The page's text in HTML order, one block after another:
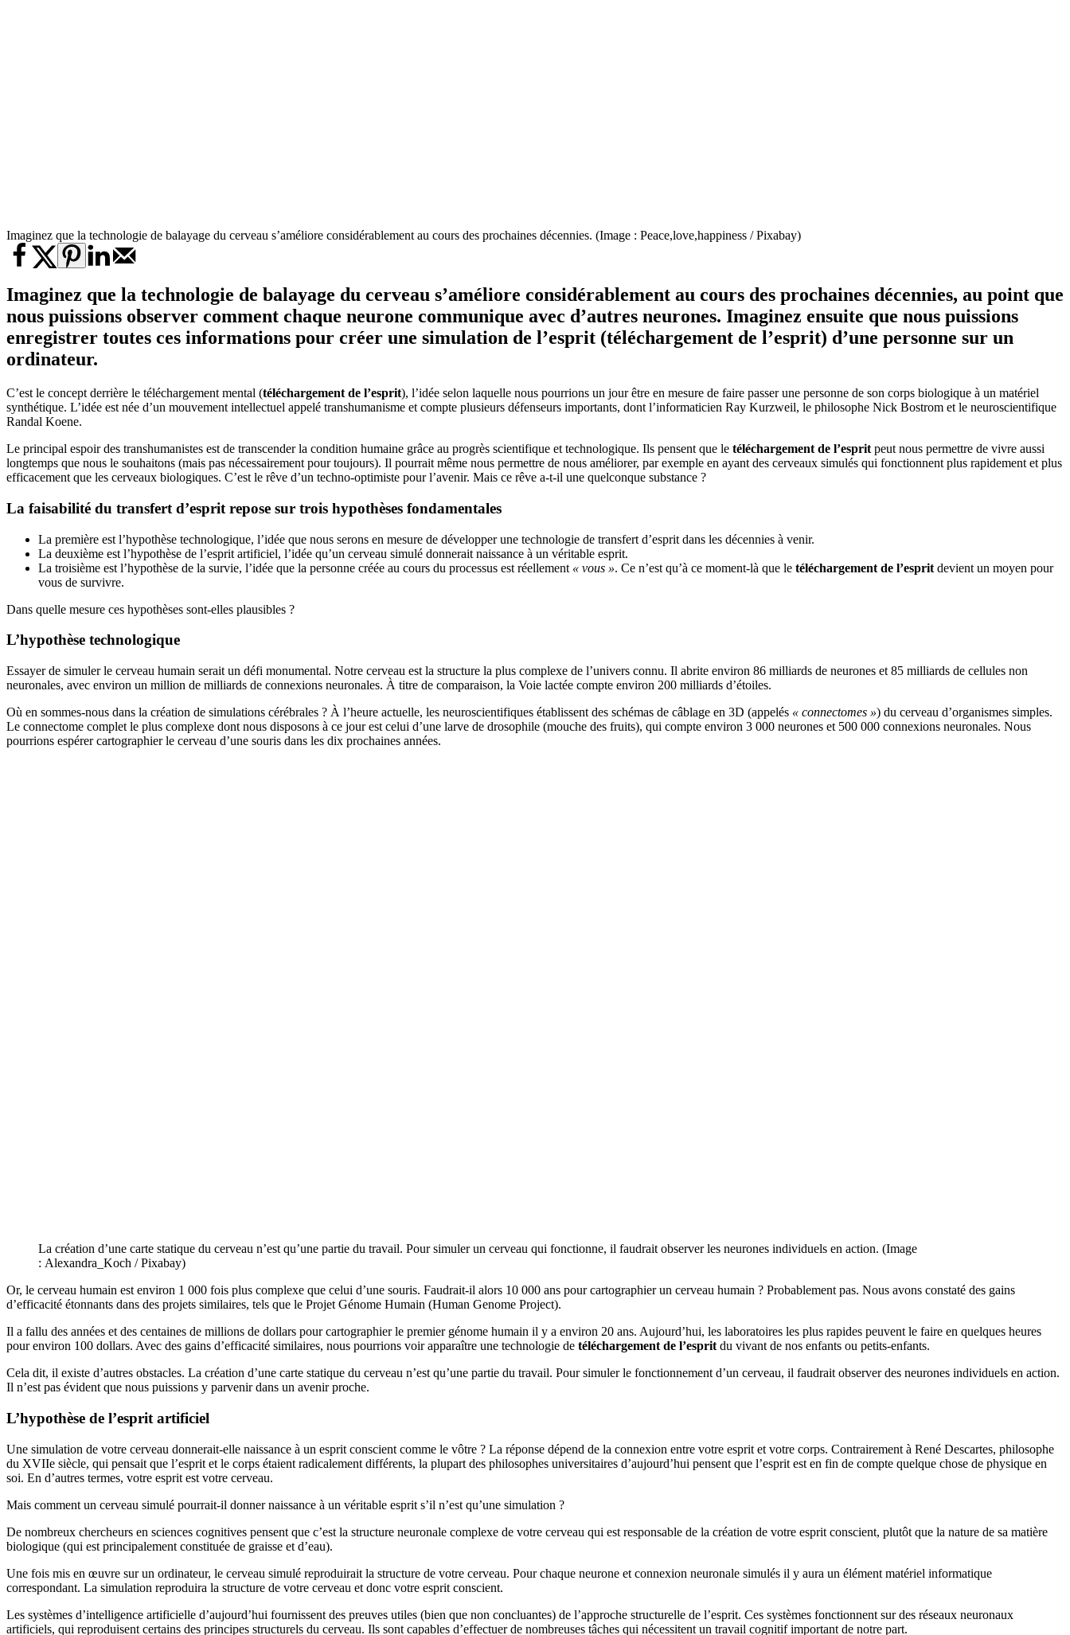
Imaginez que la technologie de balayage du cerveau s’améliore considérablement au cours des prochaines décennies. (Image : Peace,love,happiness / Pixabay)
Imaginez que la technologie de balayage du cerveau s’améliore considérablement au cours des prochaines décennies, au point que
nous puissions observer comment chaque neurone communique avec d’autres neurones. Imaginez ensuite que nous puissions
enregistrer toutes ces informations pour créer une simulation de l’esprit (téléchargement de l’esprit) d’une personne sur un
ordinateur.
C’est le concept derrière le téléchargement mental (téléchargement de l’esprit), l’idée selon laquelle nous pourrions un jour être en mesure de faire passer une personne de son corps biologique à un matériel
synthétique. L’idée est née d’un mouvement intellectuel appelé transhumanisme et compte plusieurs défenseurs importants, dont l’informaticien Ray Kurzweil, le philosophe Nick Bostrom et le neuroscientifique
Randal Koene.
Le principal espoir des transhumanistes est de transcender la condition humaine grâce au progrès scientifique et technologique. Ils pensent que le téléchargement de l’esprit peut nous permettre de vivre aussi
longtemps que nous le souhaitons (mais pas nécessairement pour toujours). Il pourrait même nous permettre de nous améliorer, par exemple en ayant des cerveaux simulés qui fonctionnent plus rapidement et plus
efficacement que les cerveaux biologiques. C’est le rêve d’un techno-optimiste pour l’avenir. Mais ce rêve a-t-il une quelconque substance ?
La faisabilité du transfert d’esprit repose sur trois hypothèses fondamentales
La première est l’hypothèse technologique, l’idée que nous serons en mesure de développer une technologie de transfert d’esprit dans les décennies à venir.
La deuxième est l’hypothèse de l’esprit artificiel, l’idée qu’un cerveau simulé donnerait naissance à un véritable esprit.
La troisième est l’hypothèse de la survie, l’idée que la personne créée au cours du processus est réellement « vous ». Ce n’est qu’à ce moment-là que le téléchargement de l’esprit devient un moyen pour
vous de survivre.
Dans quelle mesure ces hypothèses sont-elles plausibles ?
L’hypothèse technologique
Essayer de simuler le cerveau humain serait un défi monumental. Notre cerveau est la structure la plus complexe de l’univers connu. Il abrite environ 86 milliards de neurones et 85 milliards de cellules non
neuronales, avec environ un million de milliards de connexions neuronales. À titre de comparaison, la Voie lactée compte environ 200 milliards d’étoiles.
Où en sommes-nous dans la création de simulations cérébrales ? À l’heure actuelle, les neuroscientifiques établissent des schémas de câblage en 3D (appelés « connectomes ») du cerveau d’organismes simples.
Le connectome complet le plus complexe dont nous disposons à ce jour est celui d’une larve de drosophile (mouche des fruits), qui compte environ 3 000 neurones et 500 000 connexions neuronales. Nous
pourrions espérer cartographier le cerveau d’une souris dans les dix prochaines années.
La création d’une carte statique du cerveau n’est qu’une partie du travail. Pour simuler un cerveau qui fonctionne, il faudrait observer les neurones individuels en action. (Image
: Alexandra_Koch / Pixabay)
Or, le cerveau humain est environ 1 000 fois plus complexe que celui d’une souris. Faudrait-il alors 10 000 ans pour cartographier un cerveau humain ? Probablement pas. Nous avons constaté des gains
d’efficacité étonnants dans des projets similaires, tels que le Projet Génome Humain (Human Genome Project).
Il a fallu des années et des centaines de millions de dollars pour cartographier le premier génome humain il y a environ 20 ans. Aujourd’hui, les laboratoires les plus rapides peuvent le faire en quelques heures
pour environ 100 dollars. Avec des gains d’efficacité similaires, nous pourrions voir apparaître une technologie de téléchargement de l’esprit du vivant de nos enfants ou petits-enfants.
Cela dit, il existe d’autres obstacles. La création d’une carte statique du cerveau n’est qu’une partie du travail. Pour simuler le fonctionnement d’un cerveau, il faudrait observer des neurones individuels en action.
Il n’est pas évident que nous puissions y parvenir dans un avenir proche.
L’hypothèse de l’esprit artificiel
Une simulation de votre cerveau donnerait-elle naissance à un esprit conscient comme le vôtre ? La réponse dépend de la connexion entre votre esprit et votre corps. Contrairement à René Descartes, philosophe
du XVIIe siècle, qui pensait que l’esprit et le corps étaient radicalement différents, la plupart des philosophes universitaires d’aujourd’hui pensent que l’esprit est en fin de compte quelque chose de physique en
soi. En d’autres termes, votre esprit est votre cerveau.
Mais comment un cerveau simulé pourrait-il donner naissance à un véritable esprit s’il n’est qu’une simulation ?
De nombreux chercheurs en sciences cognitives pensent que c’est la structure neuronale complexe de votre cerveau qui est responsable de la création de votre esprit conscient, plutôt que la nature de sa matière
biologique (qui est principalement constituée de graisse et d’eau).
Une fois mis en œuvre sur un ordinateur, le cerveau simulé reproduirait la structure de votre cerveau. Pour chaque neurone et connexion neuronale simulés il y aura un élément matériel informatique
correspondant. La simulation reproduira la structure de votre cerveau et donc votre esprit conscient.
Les systèmes d’intelligence artificielle d’aujourd’hui fournissent des preuves utiles (bien que non concluantes) de l’approche structurelle de l’esprit. Ces systèmes fonctionnent sur des réseaux neuronaux
artificiels, qui reproduisent certains des principes structurels du cerveau. Ils sont capables d’effectuer de nombreuses tâches qui nécessitent un travail cognitif important de notre part.